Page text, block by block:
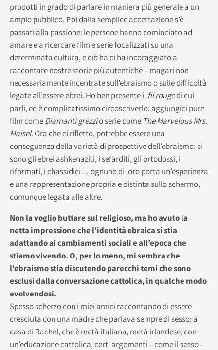
prodotti in grado di parlare in maniera più generale a un
ampio pubblico. Poi dalla semplice accettazione s’è
passati alla passione: le persone hanno cominciato ad
amare e a ricercare film e serie focalizzati su una
determinata cultura, e ciò ha ci ha incoraggiato a
raccontare nostre storie più autentiche – magari non
necessariamente incentrate sull’ebraismo o sulle difficoltà
legate all’essere ebrei. Ho ben presente ilfil rougedi cui
parli, ed è complicatissimo circoscriverlo: aggiungici pure
film comeDiamanti grezzio serie come The Marvelous Mrs.
Maisel. Ora che ci rifletto, potrebbe essere una
conseguenza della varietà di prospettive dell’ebraismo: ci
sono gli ebrei ashkenaziti, i sefarditi, gli ortodossi, i
riformati, i chassidici… ognuno di loro porta un’esperienza
e una rappresentazione propria e distinta sullo schermo,
comunque legata alle altre.
Non la voglio buttare sul religioso, ma ho avuto la
netta impressione che l’identità ebraica si stia
adattando ai cambiamenti sociali e all’epoca che
stiamo vivendo. O, per lo meno, mi sembra che
l’ebraismo stia discutendo parecchi temi che sono
esclusi dalla conversazione cattolica, in qualche modo
evolvendosi.
Spesso scherzo con i miei amici raccontando di essere
cresciuta con una madre che parlava sempre di sesso: a
casa di Rachel, che è metà italiana, metà irlandese, con
un’educazione cattolica, certi argomenti – come il sesso –